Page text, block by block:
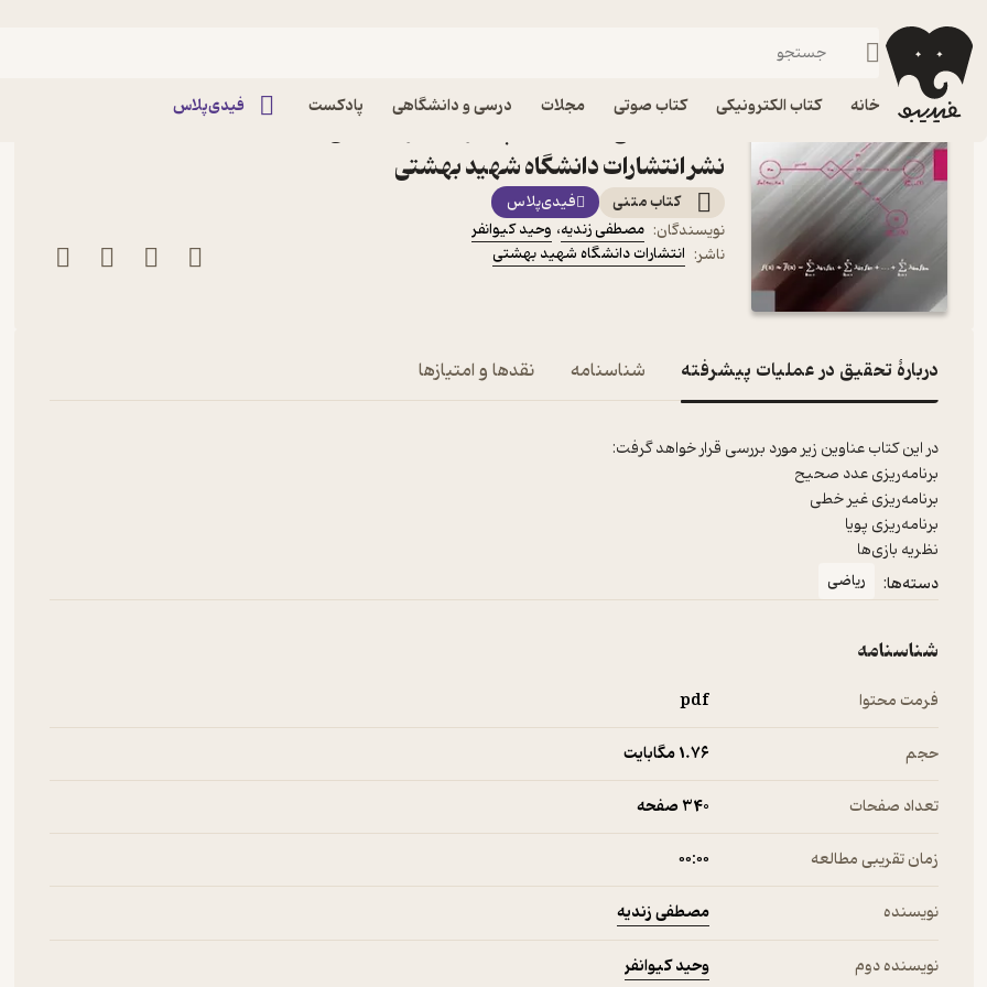
خانه کتاب الکترونیکی کتاب صوتی مجلات درسی و دانشگاهی پادکست فیدی‌پلاس
فیدیبو کتاب الکترونیکی
نشر انتشارات دانشگاه شهید بهشتی
کتاب متنی
فیدی‌پلاس
نویسندگان: مصطفی زندیه، وحید کیوانفر
ناشر: انتشارات دانشگاه شهید بهشتی
دربارۀ تحقیق در عملیات پیشرفته شناسنامه نقدها و امتیازها
نظریه بازی‌ها
دسته‌ها: ریاضی
شناسنامه
فرمت محتوا pdf
حجم 1.۷۶ مگابایت
تعداد صفحات 340 صفحه
زمان تقریبی مطالعه ۰۰:۰۰
نویسنده مصطفی زندیه
نویسنده دوم وحید کیوانفر